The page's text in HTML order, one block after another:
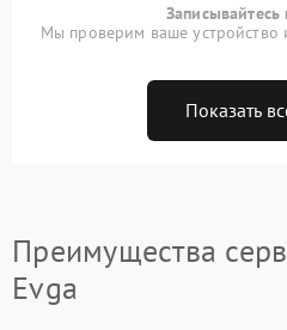
Записывайтесь
Мы проверим ваше устройство
Показать
Преимущества
Evga